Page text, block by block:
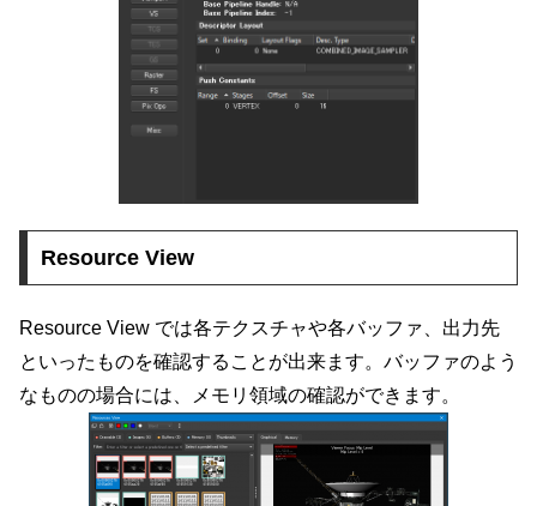
Resource View
Resource View では各テクスチャや各バッファ、出力先
といったものを確認することが出来ます。バッファのよう
なものの場合には、メモリ領域の確認ができます。